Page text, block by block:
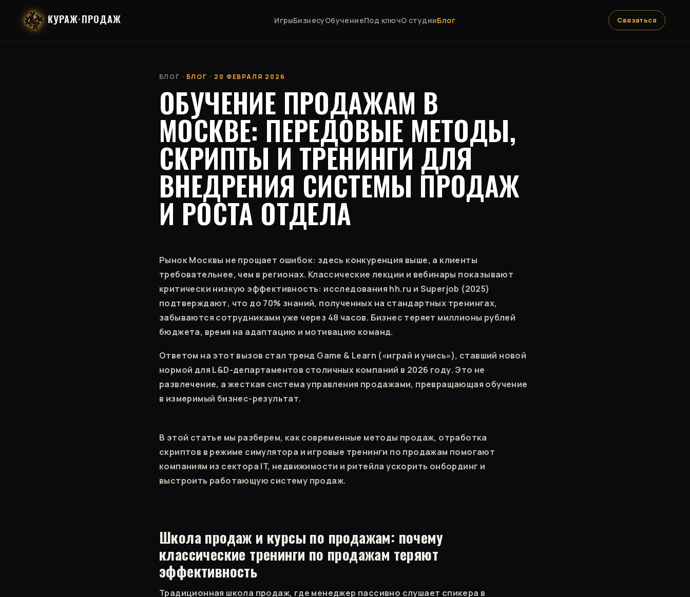
КУРАЖ·ПРОДАЖ ИгрыБизнесуОбучениеПод ключО студииБлог Связаться
БЛОГ · БЛОГ · 20 ФЕВРАЛЯ 2026
ОБУЧЕНИЕ ПРОДАЖАМ В
МОСКВЕ: ПЕРЕДОВЫЕ МЕТОДЫ,
СКРИПТЫ И ТРЕНИНГИ ДЛЯ
ВНЕДРЕНИЯ СИСТЕМЫ ПРОДАЖ
И РОСТА ОТДЕЛА
Рынок Москвы не прощает ошибок: здесь конкуренция выше, а клиенты
требовательнее, чем в регионах. Классические лекции и вебинары показывают
критически низкую эффективность: исследования hh.ru и Superjob (2025)
подтверждают, что до 70% знаний, полученных на стандартных тренингах,
забываются сотрудниками уже через 48 часов. Бизнес теряет миллионы рублей
бюджета, время на адаптацию и мотивацию команд.
Ответом на этот вызов стал тренд Game & Learn («играй и учись»), ставший новой
нормой для L&D-департаментов столичных компаний в 2026 году. Это не
развлечение, а жесткая система управления продажами, превращающая обучение
в измеримый бизнес-результат.
В этой статье мы разберем, как современные методы продаж, отработка
скриптов в режиме симулятора и игровые тренинги по продажам помогают
компаниям из сектора IT, недвижимости и ритейла ускорить онбординг и
выстроить работающую систему продаж.
Школа продаж и курсы по продажам: почему
классические тренинги по продажам теряют
эффективность
Традиционная школа продаж, где менеджер пассивно слушает спикера в